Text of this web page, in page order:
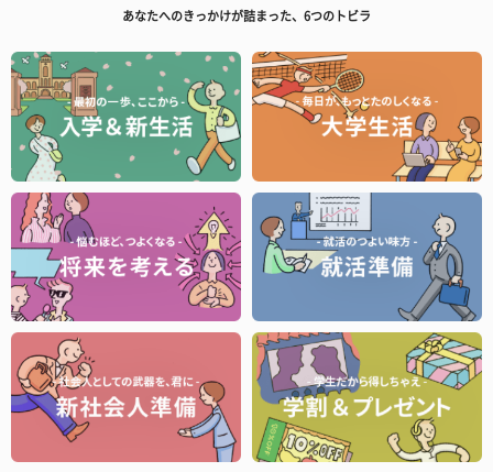
あなたへのきっかけが詰まった、6つのトビラ